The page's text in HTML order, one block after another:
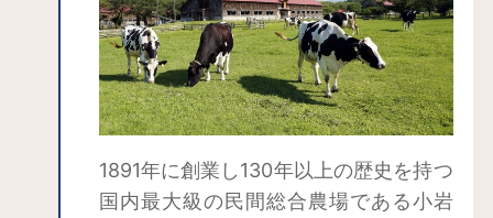
1891年に創業し130年以上の歴史を持つ
国内最大級の民間総合農場である小岩